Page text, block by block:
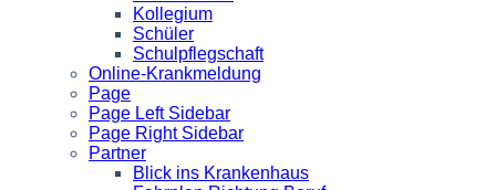
Kollegium
Schüler
Schulpflegschaft
Online-Krankmeldung
Page
Page Left Sidebar
Page Right Sidebar
Partner
Blick ins Krankenhaus